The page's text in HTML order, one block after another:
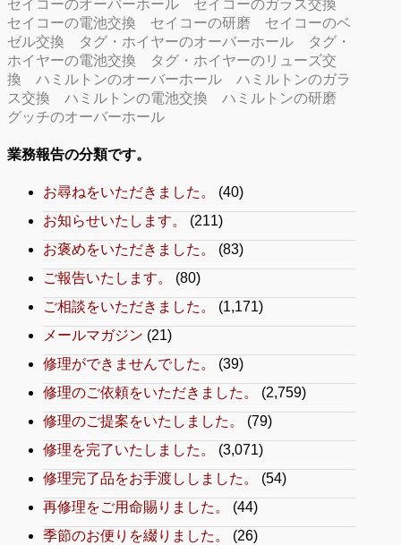
セイコーのオーバーホール
セイコーのガラス交換
セイコーの電池交換
セイコーの研磨
セイコーのベ
ゼル交換
タグ・ホイヤーのオーバーホール
タグ・
ホイヤーの電池交換
タグ・ホイヤーのリューズ交
換
ハミルトンのオーバーホール
ハミルトンのガラ
ス交換
ハミルトンの電池交換
ハミルトンの研磨
グッチのオーバーホール
業務報告の分類です。
お尋ねをいただきました。
(40)
お知らせいたします。
(211)
お褒めをいただきました。
(83)
ご報告いたします。
(80)
ご相談をいただきました。
(1,171)
メールマガジン (21)
修理ができませんでした。
(39)
修理のご依頼をいただきました。
(2,759)
修理のご提案をいたしました。
(79)
修理を完了いたしました。
(3,071)
修理完了品をお手渡ししました。
(54)
再修理をご用命賜りました。
(44)
季節のお便りを綴りました。
(26)